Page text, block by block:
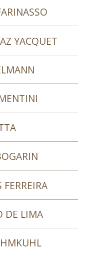
YACQUET
DE LIMA